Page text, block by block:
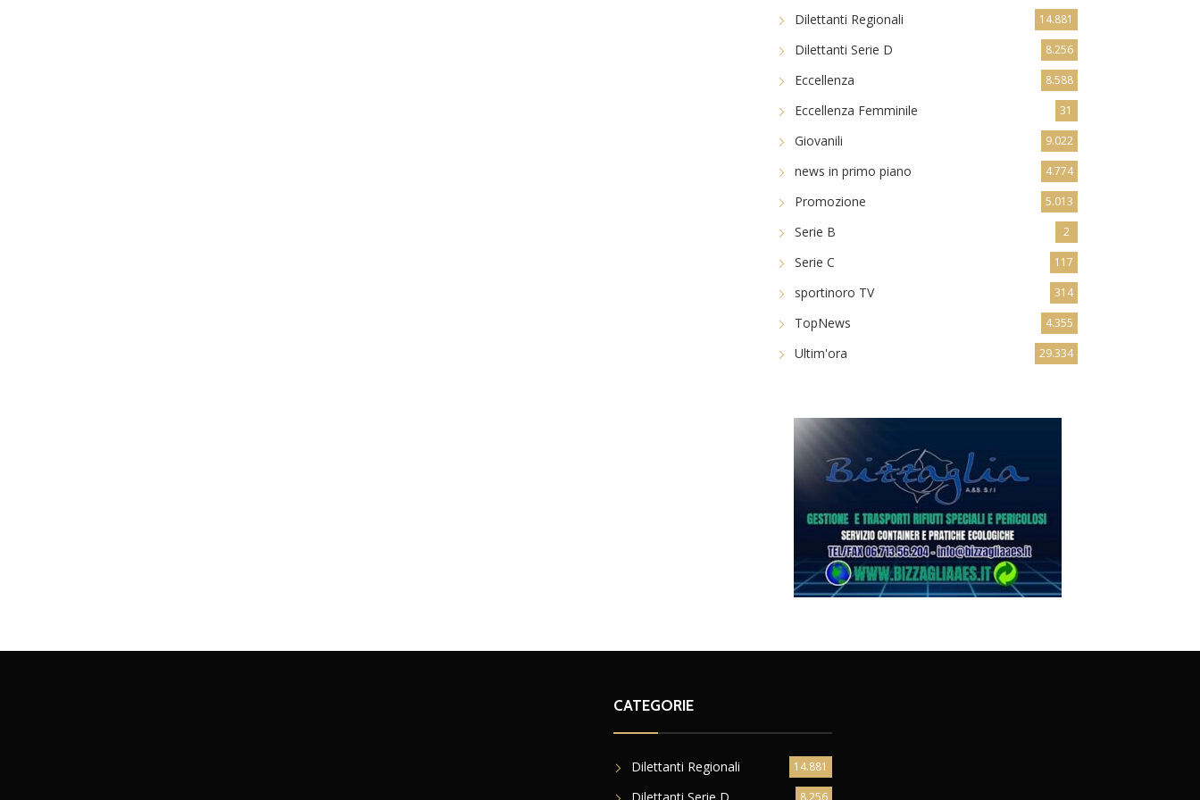
Dilettanti Regionali 14.881
Dilettanti Serie D 8.256
Eccellenza 8.588
Eccellenza Femminile 31
Giovanili 9.022
news in primo piano 4.774
Promozione 5.013
Serie B 2
Serie C 117
sportinoro TV 314
TopNews 4.355
Ultim'ora 29.334
CATEGORIE
Dilettanti Regionali 14.881
8.256